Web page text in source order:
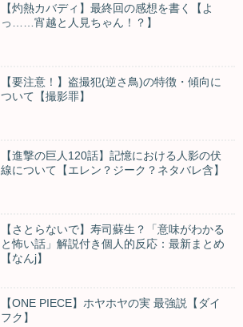
【灼熱カバディ】最終回の感想を書く【よ
っ……宵越と人見ちゃん！？】
【要注意！】盗撮犯(逆さ鳥)の特徴・傾向に
ついて【撮影罪】
【進撃の巨人120話】記憶における人影の伏
線について【エレン？ジーク？ネタバレ含】
【さとらないで】寿司蘇生？「意味がわかる
と怖い話」解説付き個人的反応：最新まとめ
【なんj】
【ONE PIECE】ホヤホヤの実 最強説【ダイ
フク】